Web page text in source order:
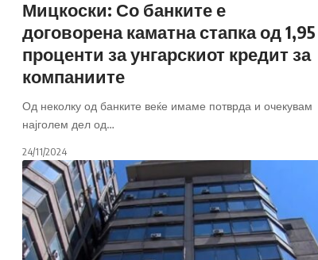
Мицкоски: Со банките е
договорена каматна стапка од 1,95
проценти за унгарскиот кредит за
компаниите
Од неколку од банките веќе имаме потврда и очекувам
најголем дел од…
24/11/2024